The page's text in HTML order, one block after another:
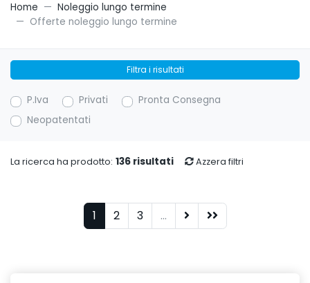
Home
Noleggio lungo termine
Offerte noleggio lungo termine
Filtra i risultati
P.Iva Privati
Pronta Consegna
Neopatentati
La ricerca ha prodotto: 136 risultati Azzera filtri
1 2 3 ...